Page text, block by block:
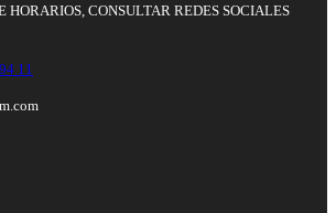
HORARIOS, CONSULTAR REDES SOCIALES
11